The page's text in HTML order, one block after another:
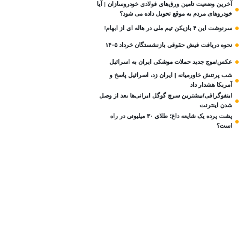
آخرین وضعیت تامین ورق‌های فولادی خودروسازان | آیا
خودروهای مردم به موقع تحویل داده می شود؟
سرنوشت این ۴ بازیکن تیم ملی در هاله ای از ابهام!
نحوه دریافت فیش حقوقی بازنشستگان خرداد ۱۴۰۵
عکس/موج جدید حملات موشکی ایران به اسرائیل
شب پرتنش خاورمیانه | ایران زد، اسرائیل پاسخ و
آمریکا هشدار داد
اینفوگرافی/بیشترین سرچ گوگل ایرانی‌ها بعد از وصل
شدن اینترنت
پشت پرده یک شایعه داغ؛ طلای ۳۰ میلیونی در راه
است؟